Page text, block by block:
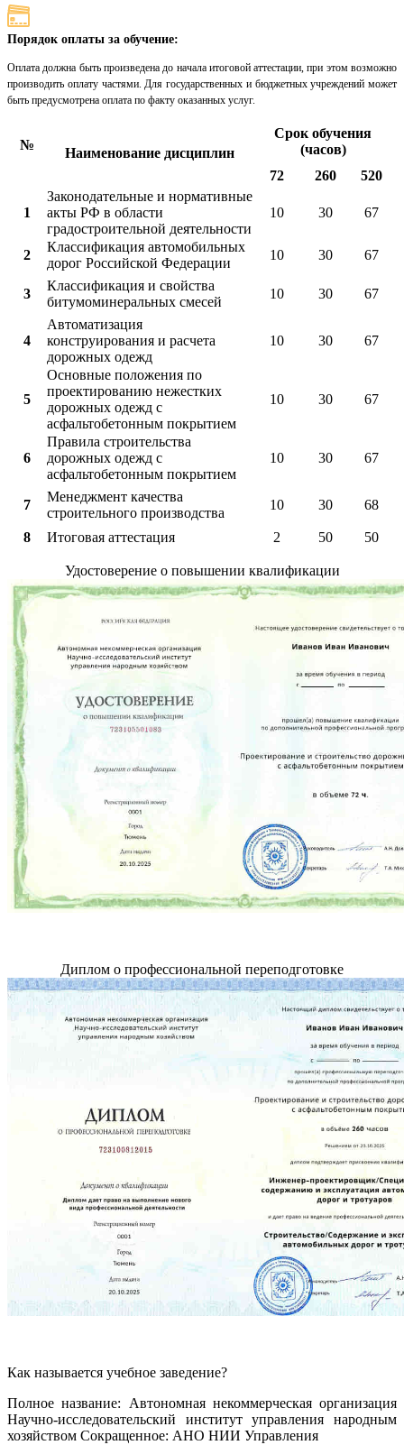
Порядок оплаты за обучение:
Оплата должна быть произведена до начала итоговой аттестации, при этом возможно
производить оплату частями. Для государственных и бюджетных учреждений может
быть предусмотрена оплата по факту оказанных услуг.
№
Наименование дисциплин
Срок обучения
(часов)
72
260 520
1
Законодательные и нормативные
акты РФ в области
градостроительной деятельности
10 30 67
2
Классификация автомобильных
дорог Российской Федерации
10 30 67
3
Классификация и свойства
битумоминеральных смесей
10 30 67
4
Автоматизация
конструирования и расчета
дорожных одежд
10 30 67
5
Основные положения по
проектированию нежестких
дорожных одежд с
асфальтобетонным покрытием
10 30 67
6
Правила строительства
дорожных одежд с
асфальтобетонным покрытием
10 30 67
7
Менеджмент качества
строительного производства
10 30 68
8 Итоговая аттестация 2 50 50
Удостоверение о повышении квалификации
Диплом о профессиональной переподготовке
Как называется учебное заведение?
Полное название: Автономная некоммерческая организация
Научно-исследовательский институт управления народным
хозяйством Сокращенное: АНО НИИ Управления